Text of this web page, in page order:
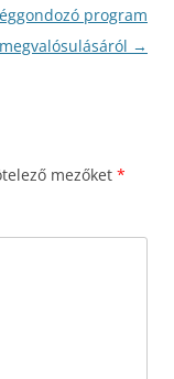
program
megvalósulásáról →
mezőket *